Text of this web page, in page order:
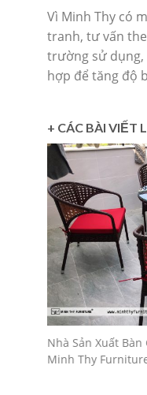
Vì Minh Thy có
tranh, tư vấn
trường sử
hợp để tăng độ
+ CÁC BÀI VIẾT
Nhà Sản Xuất Bàn
Minh Thy